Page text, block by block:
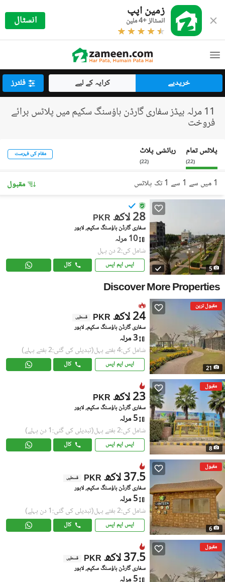
زمین اپپ
انسٹالز +4 ملین انسٹال
خریدیے کرایہ کے لیے فلٹرز
11 مرلہ بیڈز سفاری گارڈن ہاؤسنگ سکیم میں پلاٹس برائے
فروخت
پلاٹس تمام
(
22
)
رہائشی پلاٹ
(
22
)
مقام کی فہرست
1 میں سے 1 سے 1 تک پلاٹس مقبول
5
PKR 28 لاکھ
سفاری گارڈن ہاؤسنگ سکیم, لاہور
10 مرلہ
شامل کی:2 دن پہل
ایس ایم ایس کال
Discover More Properties
مقبول ترین
21
PKR 24 لاکھ قسطیں
سفاری گارڈن ہاؤسنگ سکیم, لاہور
3 مرلہ
شامل کی:4 ہفتے پہل (تبدیلی کی گئی:2 ہفتے پہلے)
ایس ایم ایس کال
مقبول
8
PKR 23 لاکھ
سفاری گارڈن ہاؤسنگ سکیم, لاہور
5 مرلہ
شامل کی:2 ہفتے پہل (تبدیلی کی گئی:1 دن پہلے)
ایس ایم ایس کال
مقبول
6
PKR 37.5 لاکھ قسطیں
سفاری گارڈن ہاؤسنگ سکیم, لاہور
5 مرلہ
شامل کی:2 ہفتے پہل (تبدیلی کی گئی:1 دن پہلے)
ایس ایم ایس کال
مقبول
PKR 37.5 لاکھ قسطیں
سفاری گارڈن ہاؤسنگ سکیم, لاہور